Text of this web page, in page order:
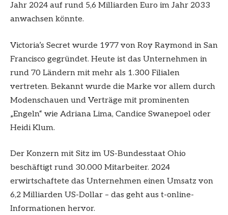
Jahr 2024 auf rund 5,6 Milliarden Euro im Jahr 2033
anwachsen könnte.
Victoria’s Secret wurde 1977 von Roy Raymond in San
Francisco gegründet. Heute ist das Unternehmen in
rund 70 Ländern mit mehr als 1.300 Filialen
vertreten. Bekannt wurde die Marke vor allem durch
Modenschauen und Verträge mit prominenten
„Engeln“ wie Adriana Lima, Candice Swanepoel oder
Heidi Klum.
Der Konzern mit Sitz im US-Bundesstaat Ohio
beschäftigt rund 30.000 Mitarbeiter. 2024
erwirtschaftete das Unternehmen einen Umsatz von
6,2 Milliarden US-Dollar – das geht aus t-online-
Informationen hervor.